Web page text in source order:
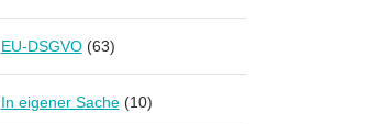
EU-DSGVO(63)
In eigener Sache(10)